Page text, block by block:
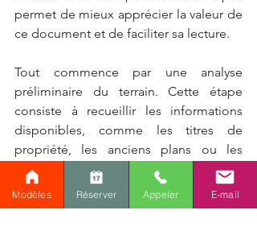
permet de mieux apprécier la valeur de
ce document et de faciliter sa lecture.
Tout commence par une analyse
préliminaire du terrain. Cette étape
consiste à recueillir les informations
disponibles, comme les titres de
propriété, les anciens plans ou les
données cadastrales. Elle permet de
préparer le travail de terrain et
d’identifier les éléments à vérifier.
Modèles Réserver Appeler E-mail